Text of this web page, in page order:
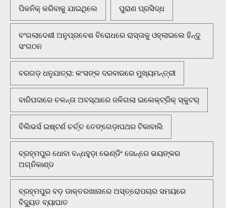
ପିକନିକ୍‌ କରିବାକୁ ଯାଇଥିଲେ ପୁରାଣ ପ୍ରସିଦ୍ଧ
ବଂଗଲାଦେଶୀ ଅନୁପ୍ରବେଶ ବିରୋଧରେ ରାସ୍ତାକୁ ଓହ୍ଲାଇଲେ ହିନ୍ଦୁ
ସଂଗଠନ
ବରଗଡ଼ ଧନୁଯାତ୍ରା: କଂସଙ୍କ ଦରବାରରେ ମୁଖ୍ୟମନ୍ତ୍ରୀ
ବାରିପଦାରେ ଚଳନ୍ତା ଅବସ୍ଥାରେ ଜଳିଗଲା ଇଲେକ୍ଟ୍ରିକ୍ ସ୍କୁଟର୍
ବିଲିଭର୍ସ ଇଷ୍ଟର୍ଣ ଚର୍ଚ୍ଚ ତେଙ୍ଗେଡ଼ାପଥର ଟିକାବାଲି
ବ୍ରହ୍ମପୁର ଧୋବା ବନ୍ଧହୁଡ଼ା ଭେଣ୍ଡିଂ ଜୋନ୍‌ରେ ଭୟଙ୍କର
ଅଗ୍ନିକାଣ୍ଡ
ବ୍ରହ୍ମପୁର ବଡ଼ ଡାକ୍ତରଖାନାରେ ଅସ୍ତ୍ରୋପଚାର ସମୟରେ
ବିଦ୍ୟୁତ ବ୍ୟାଘାତ